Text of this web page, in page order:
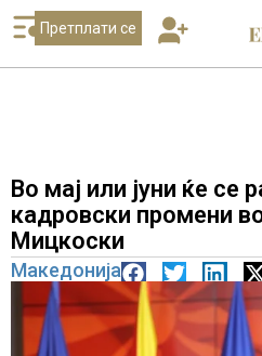
Претплати се
Во мај или јуни ќе се
кадровски промени
Мицкоски
Македонија